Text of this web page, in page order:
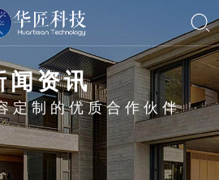
闻资讯
定制的优质合作伙伴